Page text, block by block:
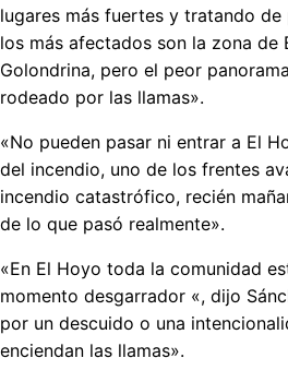
lugares más fuertes y tratando
los más afectados son la zona de
Golondrina, pero el peor
rodeado por las llamas».
«No pueden pasar ni entrar a El
del incendio, uno de los frentes
incendio catastrófico, recién
de lo que pasó realmente».
«En El Hoyo toda la comunidad
momento desgarrador «, dijo
por un descuido o una
enciendan las llamas».